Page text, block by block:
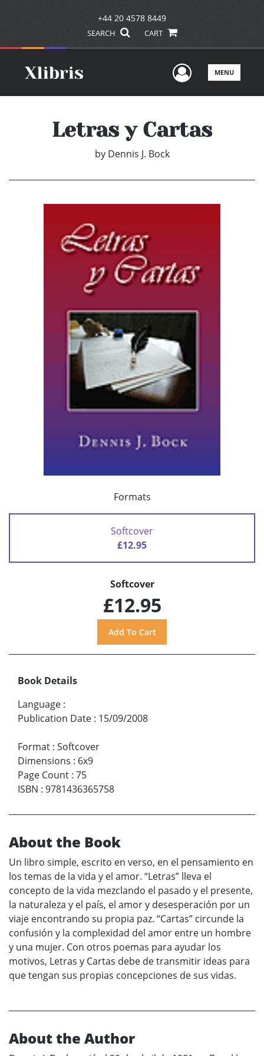
+44 20 4578 8449
SEARCH CART
UserMENU
Letras y Cartas
by Dennis J. Bock
Formats
Softcover
£12.95
Softcover
£12.95
Book Details
Language :
Publication Date : 15/09/2008
Format : Softcover
Dimensions : 6x9
Page Count : 75
ISBN : 9781436365758
About the Book
Un libro simple, escrito en verso, en el pensamiento en
los temas de la vida y el amor. “Letras” lleva el
concepto de la vida mezclando el pasado y el presente,
la naturaleza y el país, el amor y desesperación por un
viaje encontrando su propia paz. “Cartas” circunde la
confusión y la complexidad del amor entre un hombre
y una mujer. Con otros poemas para ayudar los
motivos, Letras y Cartas debe de transmitir ideas para
que tengan sus propias concepciones de sus vidas.
About the Author